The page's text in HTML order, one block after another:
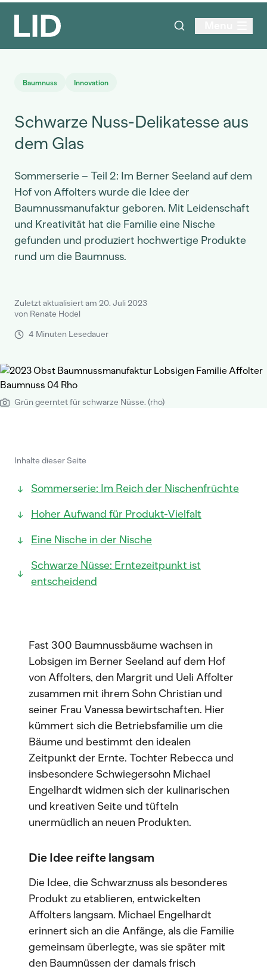
Baumnuss Innovation
Schwarze Nuss-Delikatesse aus
dem Glas
Sommerserie – Teil 2: Im Berner Seeland auf dem
Hof von Affolters wurde die Idee der
Baumnussmanufaktur geboren. Mit Leidenschaft
und Kreativität hat die Familie eine Nische
gefunden und produziert hochwertige Produkte
rund um die Baumnuss.
Zuletzt aktualisiert am 20. Juli 2023
von Renate Hodel
4 Minuten Lesedauer
Grün geerntet für schwarze Nüsse. (rho)
Inhalte dieser Seite
Sommerserie: Im Reich der Nischenfrüchte
Hoher Aufwand für Produkt-Vielfalt
Eine Nische in der Nische
Schwarze Nüsse: Erntezeitpunkt ist
entscheidend
Fast 300 Baumnussbäume wachsen in
Lobsigen im Berner Seeland auf dem Hof
von Affolters, den Margrit und Ueli Affolter
zusammen mit ihrem Sohn Christian und
seiner Frau Vanessa bewirtschaften. Hier
kümmert sich die Betriebsfamilie um die
Bäume und bestimmt den idealen
Zeitpunkt der Ernte. Tochter Rebecca und
insbesondere Schwiegersohn Michael
Engelhardt widmen sich der kulinarischen
und kreativen Seite und tüfteln
unermüdlich an neuen Produkten.
Die Idee reifte langsam
Die Idee, die Schwarznuss als besonderes
Produkt zu etablieren, entwickelten
Affolters langsam. Michael Engelhardt
erinnert sich an die Anfänge, als die Familie
gemeinsam überlegte, was sie später mit
den Baumnüssen der damals frisch